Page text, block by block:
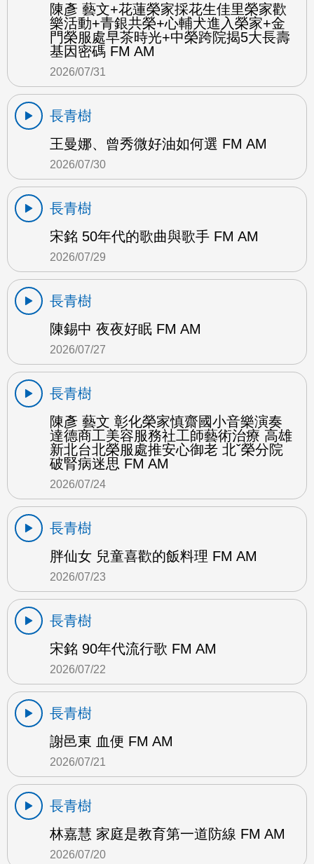
陳彥 藝文+花蓮榮家採花生佳里榮家歡
樂活動+青銀共榮+心輔犬進入榮家+金
門榮服處早茶時光+中榮跨院揭5大長壽
基因密碼 FM AM
2026/07/31
長青樹
王曼娜、曾秀微好油如何選 FM AM
2026/07/30
長青樹
宋銘 50年代的歌曲與歌手 FM AM
2026/07/29
長青樹
陳錫中 夜夜好眠 FM AM
2026/07/27
長青樹
陳彥 藝文 彰化榮家慎齋國小音樂演奏
達德商工美容服務社工師藝術治療 高雄
新北台北榮服處推安心御老 北ˇ榮分院
破腎病迷思 FM AM
2026/07/24
長青樹
胖仙女 兒童喜歡的飯料理 FM AM
2026/07/23
長青樹
宋銘 90年代流行歌 FM AM
2026/07/22
長青樹
謝邑東 血便 FM AM
2026/07/21
長青樹
林嘉慧 家庭是教育第一道防線 FM AM
2026/07/20